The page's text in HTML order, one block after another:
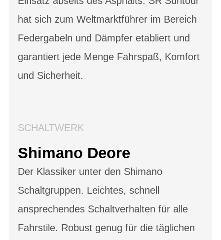
hat sich zum Weltmarktführer im Bereich
Federgabeln und Dämpfer etabliert und
garantiert jede Menge Fahrspaß, Komfort
und Sicherheit.
SCHALTWERK
Shimano Deore
Der Klassiker unter den Shimano
Schaltgruppen. Leichtes, schnell
ansprechendes Schaltverhalten für alle
Fahrstile. Robust genug für die täglichen